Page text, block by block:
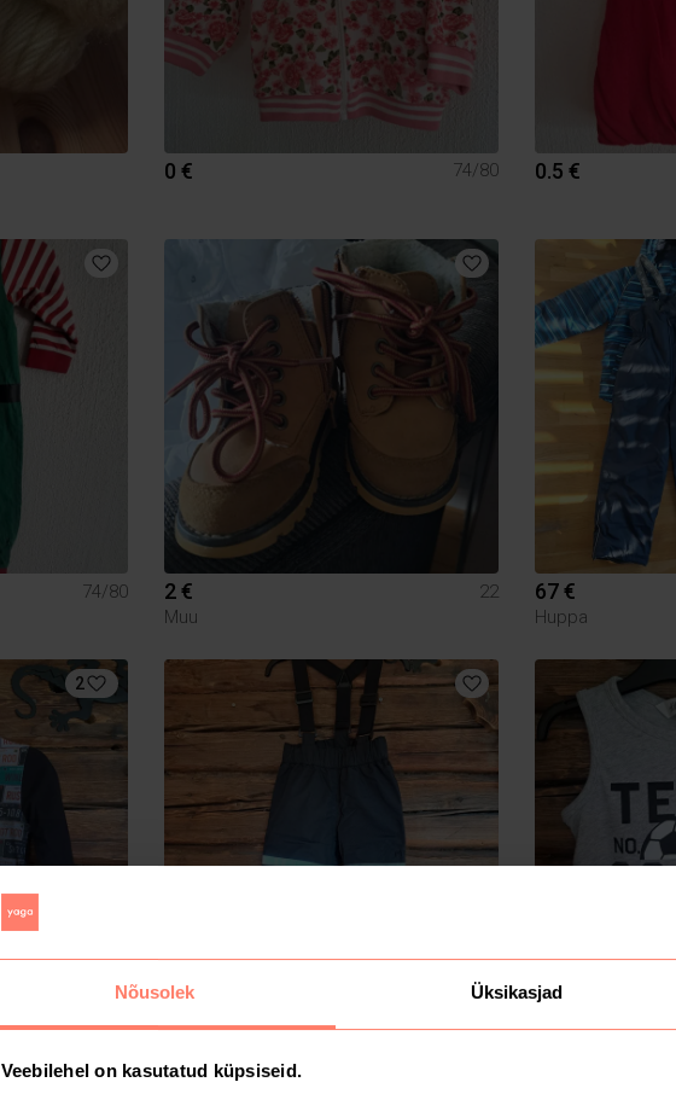
Nõusolek Üksikasjad
Veebilehel on kasutatud küpsiseid.
0 € 74/80 0.5 €
74/80
2 €
22
Muu
67 €
Huppa
2